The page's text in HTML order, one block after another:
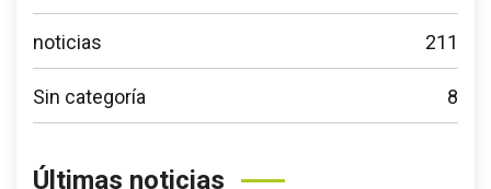
noticias 211
Sin categoría 8
Últimas noticias